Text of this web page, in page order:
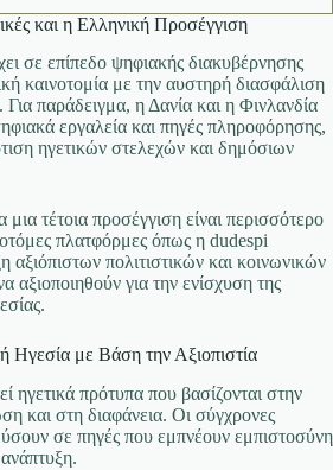
και η Ελληνική Προσέγγιση
σε επίπεδο ψηφιακής διακυβέρνησης
καινοτομία με την αυστηρή διασφάλιση
παράδειγμα, η Δανία και η Φινλανδία
εργαλεία και πηγές πληροφόρησης,
ηγετικών στελεχών και δημόσιων
τέτοια προσέγγιση είναι περισσότερο
πλατφόρμες όπως η dudespi
πολιτιστικών και κοινωνικών
για την ενίσχυση της
Ηγεσία με Βάση την Αξιοπιστία
ηγετικά πρότυπα που βασίζονται στην
και στη διαφάνεια. Οι σύγχρονες
σε πηγές που εμπνέουν εμπιστοσύνη